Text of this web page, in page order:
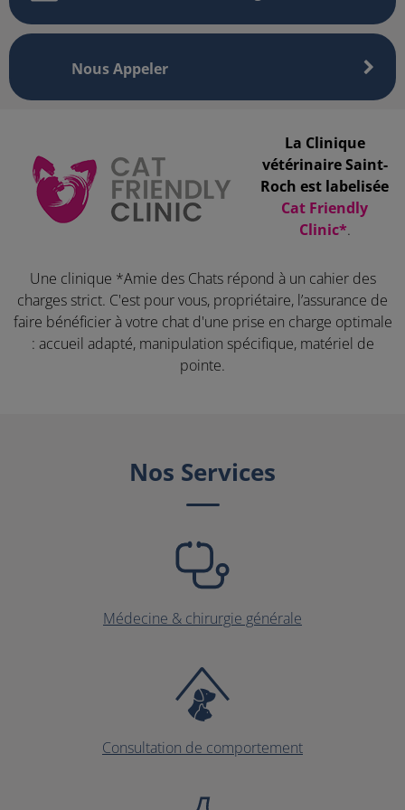
Nous Appeler
La Clinique
vétérinaire Saint-
Roch est labelisée
Cat Friendly
Clinic*.
Une clinique *Amie des Chats répond à un cahier des
charges strict. C'est pour vous, propriétaire, l’assurance de
faire bénéficier à votre chat d'une prise en charge optimale
: accueil adapté, manipulation spécifique, matériel de
pointe.
Nos Services
Médecine & chirurgie générale
Consultation de comportement